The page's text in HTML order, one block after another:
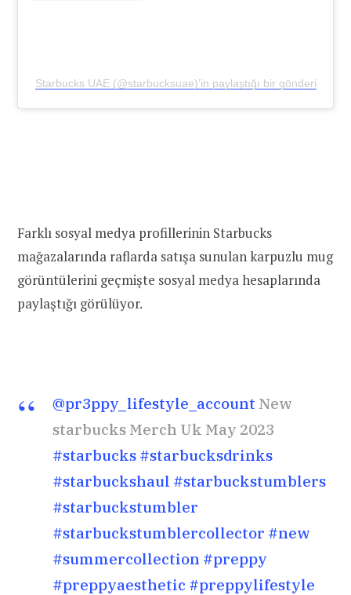
Starbucks UAE (@starbucksuae)’in paylaştığı bir gönderi
Farklı sosyal medya profillerinin Starbucks
mağazalarında raflarda satışa sunulan karpuzlu mug
görüntülerini geçmişte sosyal medya hesaplarında
paylaştığı görülüyor.
@pr3ppy_lifestyle_account New
starbucks Merch Uk May 2023
#starbucks #starbucksdrinks
#starbuckshaul #starbuckstumblers
#starbuckstumbler
#starbuckstumblercollector #new
#summercollection #preppy
#preppyaesthetic #preppylifestyle